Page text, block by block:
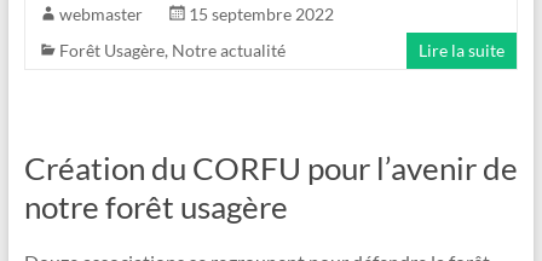
webmaster
15 septembre 2022
Forêt Usagère, Notre actualité Lire la suite
Création du CORFU pour l’avenir de
notre forêt usagère